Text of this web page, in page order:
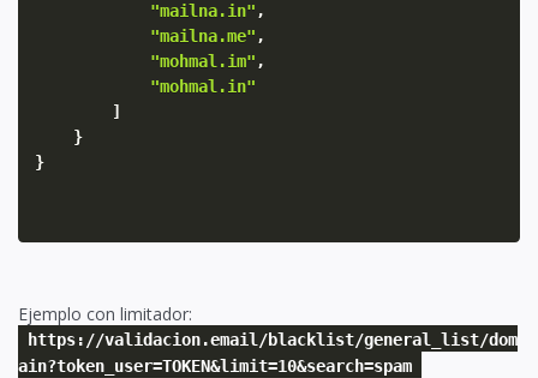
"mailna.in" ,
"mailna.me" ,
"mohmal.im" ,
"mohmal.in"
]
}
}
Ejemplo con limitador:
https://validacion.email/blacklist/general_list/dom
ain?token_user=TOKEN&limit=10&search=spam